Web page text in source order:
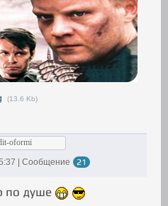
(13.6 Kb)
oformi
| Сообщение
21
по душе